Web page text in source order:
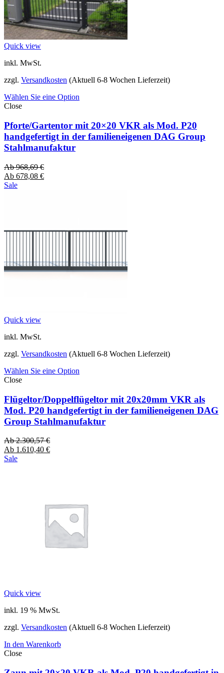
Quick view
inkl. MwSt.
zzgl. Versandkosten (Aktuell 6-8 Wochen Lieferzeit)
Wählen Sie eine Option
Close
Pforte/Gartentor mit 20×20 VKR als Mod. P20
handgefertigt in der familieneigenen DAG Group
Stahlmanufaktur
Ab968,69€
Ab 678,08 €
Sale
Quick view
inkl. MwSt.
zzgl. Versandkosten (Aktuell 6-8 Wochen Lieferzeit)
Wählen Sie eine Option
Close
Flügeltor/Doppelflügeltor mit 20x20mm VKR als
Mod. P20 handgefertigt in der familieneigenen DAG
Group Stahlmanufaktur
Ab2.300,57€
Ab 1.610,40 €
Sale
Quick view
inkl. 19 % MwSt.
zzgl. Versandkosten (Aktuell 6-8 Wochen Lieferzeit)
In den Warenkorb
Close